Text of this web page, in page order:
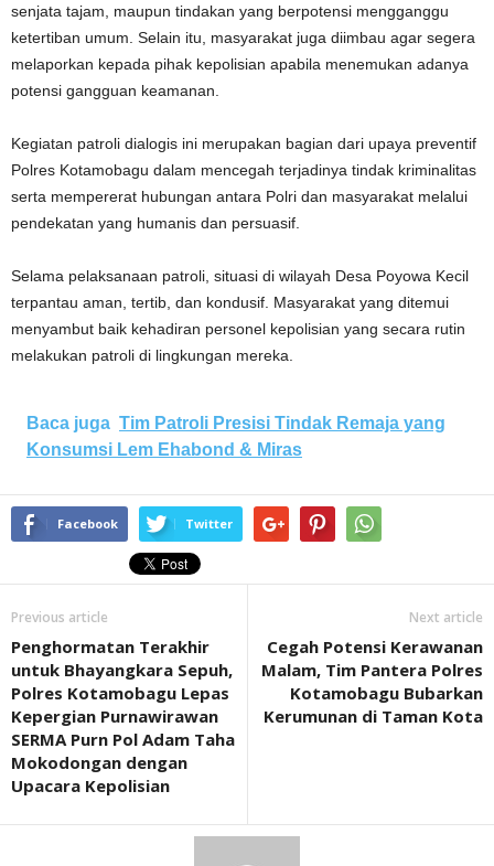
senjata tajam, maupun tindakan yang berpotensi mengganggu
ketertiban umum. Selain itu, masyarakat juga diimbau agar segera
melaporkan kepada pihak kepolisian apabila menemukan adanya
potensi gangguan keamanan.
Kegiatan patroli dialogis ini merupakan bagian dari upaya preventif
Polres Kotamobagu dalam mencegah terjadinya tindak kriminalitas
serta mempererat hubungan antara Polri dan masyarakat melalui
pendekatan yang humanis dan persuasif.
Selama pelaksanaan patroli, situasi di wilayah Desa Poyowa Kecil
terpantau aman, tertib, dan kondusif. Masyarakat yang ditemui
menyambut baik kehadiran personel kepolisian yang secara rutin
melakukan patroli di lingkungan mereka.
Baca juga Tim Patroli Presisi Tindak Remaja yang
Konsumsi Lem Ehabond & Miras
Facebook Twitter
Previous article
Penghormatan Terakhir
untuk Bhayangkara Sepuh,
Polres Kotamobagu Lepas
Kepergian Purnawirawan
SERMA Purn Pol Adam Taha
Mokodongan dengan
Upacara Kepolisian
Next article
Cegah Potensi Kerawanan
Malam, Tim Pantera Polres
Kotamobagu Bubarkan
Kerumunan di Taman Kota